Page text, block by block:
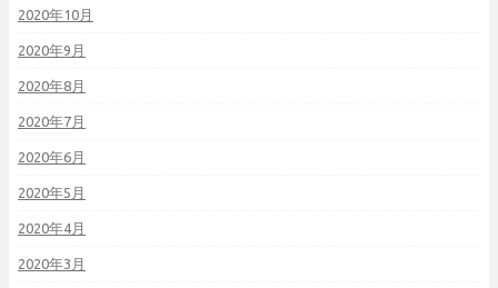
2020年10月
2020年9月
2020年8月
2020年7月
2020年6月
2020年5月
2020年4月
2020年3月